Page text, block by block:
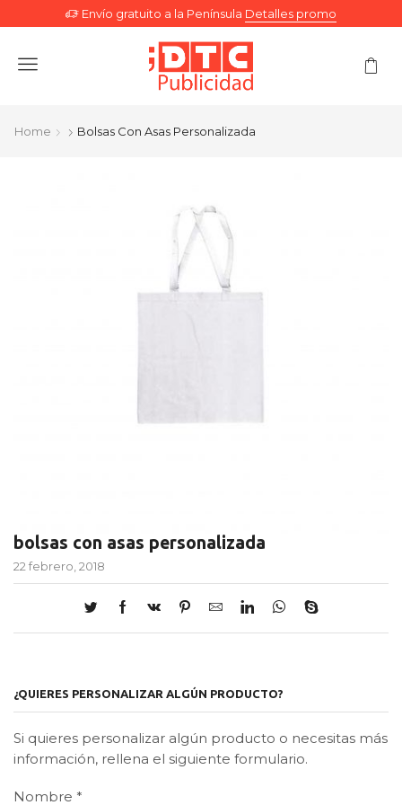
Envío gratuito a la Península Detalles promo
Menu
Home Bolsas Con Asas Personalizada
bolsas con asas personalizada
22 febrero, 2018
¿QUIERES PERSONALIZAR ALGÚN PRODUCTO?
Si quieres personalizar algún producto o necesitas más
información, rellena el siguiente formulario.
Nombre *